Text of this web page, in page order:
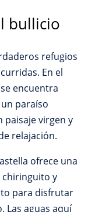
bullicio
refugios
En el
encuentra
paraíso
paisaje virgen y
relajación.
ofrece una
chiringuito y
para disfrutar
Las aguas aquí